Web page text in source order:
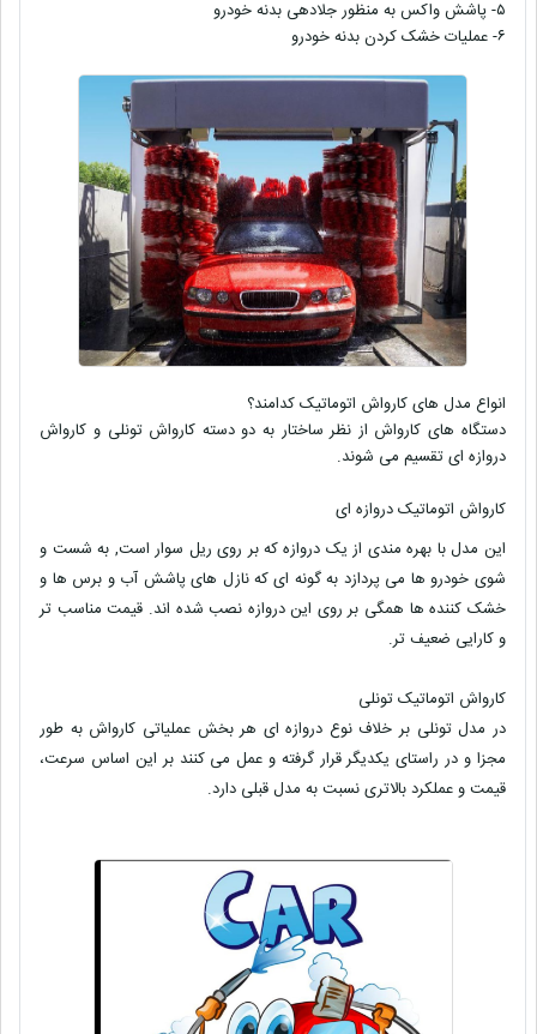
۵- پاشش واکس به منظور جلادهی بدنه خودرو
۶- عملیات خشک کردن بدنه خودرو
انواع مدل های کارواش اتوماتیک کدامند؟
دستگاه های کارواش از نظر ساختار به دو دسته کارواش تونلی و کارواش
دروازه ای تقسیم می شوند.
کارواش اتوماتیک دروازه ای
این مدل با بهره مندی از یک دروازه که بر روی ریل سوار است, به شست و
شوی خودرو ها می پردازد به گونه ای که نازل های پاشش آب و برس ها و
خشک کننده ها همگی بر روی این دروازه نصب شده اند. قیمت مناسب تر
و کارایی ضعیف تر.
کارواش اتوماتیک تونلی
در مدل تونلی بر خلاف نوع دروازه ای هر بخش عملیاتی کارواش به طور
مجزا و در راستای یکدیگر قرار گرفته و عمل می کنند بر این اساس سرعت،
قیمت و عملکرد بالاتری نسبت به مدل قبلی دارد.